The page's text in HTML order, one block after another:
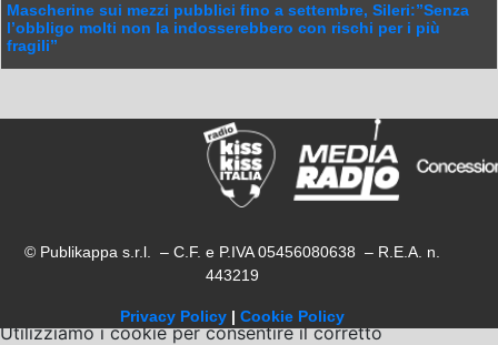
Mascherine sui mezzi pubblici fino a settembre, Sileri:”Senza
l’obbligo molti non la indosserebbero con rischi per i più
fragili”
© Publikappa s.r.l. – C.F. e P.IVA 05456080638 – R.E.A. n.
443219
Privacy Policy | Cookie Policy
Utilizziamo i cookie per consentire il corretto